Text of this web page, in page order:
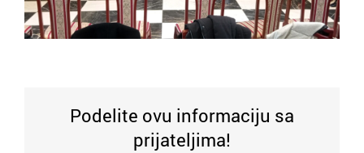
Podelite ovu informaciju sa
prijateljima!